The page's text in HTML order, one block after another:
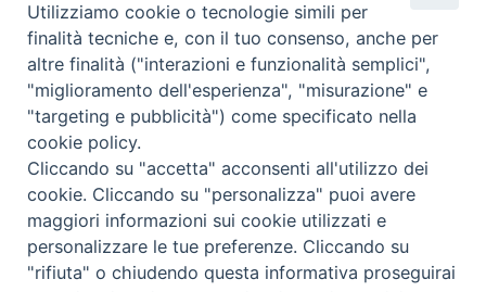
Ufficio Comunicazioni sociali
Piazza Giovene 4 – 70056 Molfetta (BA)
comunicazionisociali@diocesimolfetta.it
SEGUICI SU
Facebook
Instagram
X YouTube
Feed
Privacy Policy - trasparenza
Utilizziamo cookie o tecnologie simili per
finalità tecniche e, con il tuo consenso, anche per
altre finalità ("interazioni e funzionalità semplici",
"miglioramento dell'esperienza", "misurazione" e
"targeting e pubblicità") come specificato nella
cookie policy.
Cliccando su "accetta" acconsenti all'utilizzo dei
cookie. Cliccando su "personalizza" puoi avere
maggiori informazioni sui cookie utilizzati e
personalizzare le tue preferenze. Cliccando su
"rifiuta" o chiudendo questa informativa proseguirai